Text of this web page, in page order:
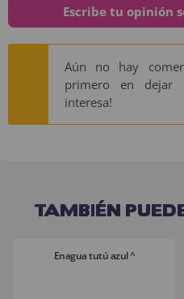
Escribe tu opinión
Aún no hay
primero en dejar
interesa!
TAMBIÉN
Enagua tutú azul ^